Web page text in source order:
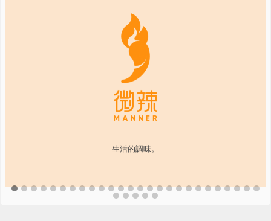
生活的調味。